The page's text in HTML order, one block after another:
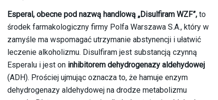
Esperal, obecne pod nazwą handlową „Disulfiram WZF”, to
środek farmakologiczny firmy Polfa Warszawa S.A., który w
zamyśle ma wspomagać utrzymanie abstynencji i ułatwić
leczenie alkoholizmu. Disulfiram jest substancją czynną
Esperalu i jest on inhibitorem dehydrogenazy aldehydowej
(ADH). Prościej ujmując oznacza to, że hamuje enzym
dehydrogenazy aldehydowej na drodze metabolizmu